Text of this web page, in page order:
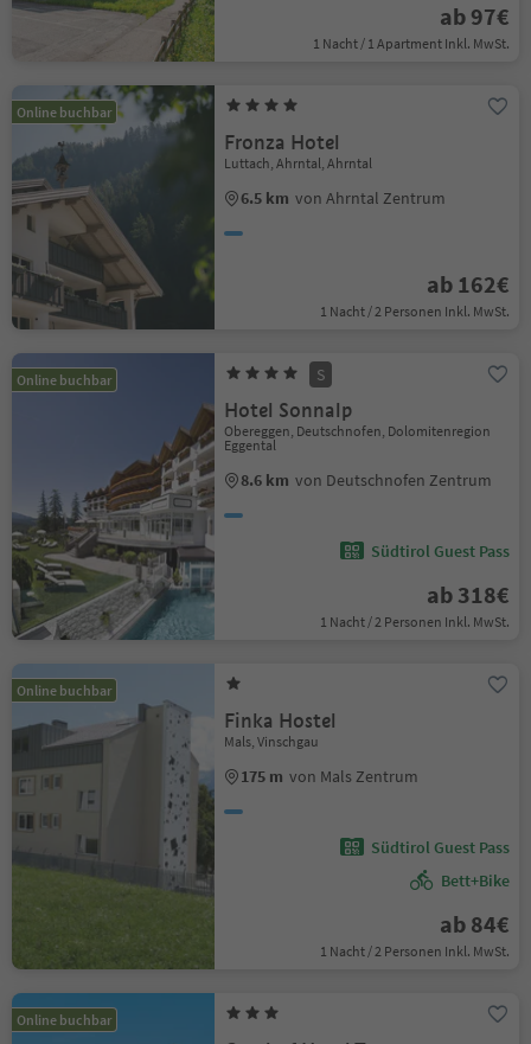
ab 97€
1 Nacht / 1 Apartment Inkl. MwSt.
Online buchbar
Fronza Hotel
Luttach, Ahrntal, Ahrntal
6.5 km von Ahrntal Zentrum
ab 162€
1 Nacht / 2 Personen Inkl. MwSt.
Online buchbar S
Hotel Sonnalp
Obereggen, Deutschnofen, Dolomitenregion
Eggental
8.6 km von Deutschnofen Zentrum
Südtirol Guest Pass
ab 318€
1 Nacht / 2 Personen Inkl. MwSt.
Online buchbar
Finka Hostel
Mals, Vinschgau
175 m von Mals Zentrum
Südtirol Guest Pass
Bett+Bike
ab 84€
1 Nacht / 2 Personen Inkl. MwSt.
Online buchbar